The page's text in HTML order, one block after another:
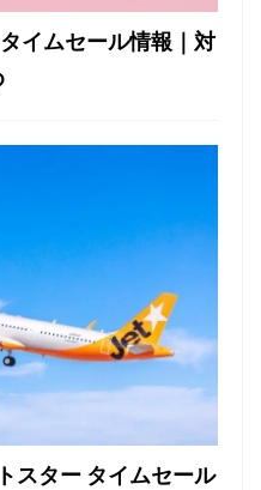
イムセール情報｜対
スター タイムセール